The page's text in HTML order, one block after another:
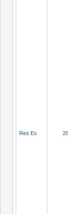
Res Ex